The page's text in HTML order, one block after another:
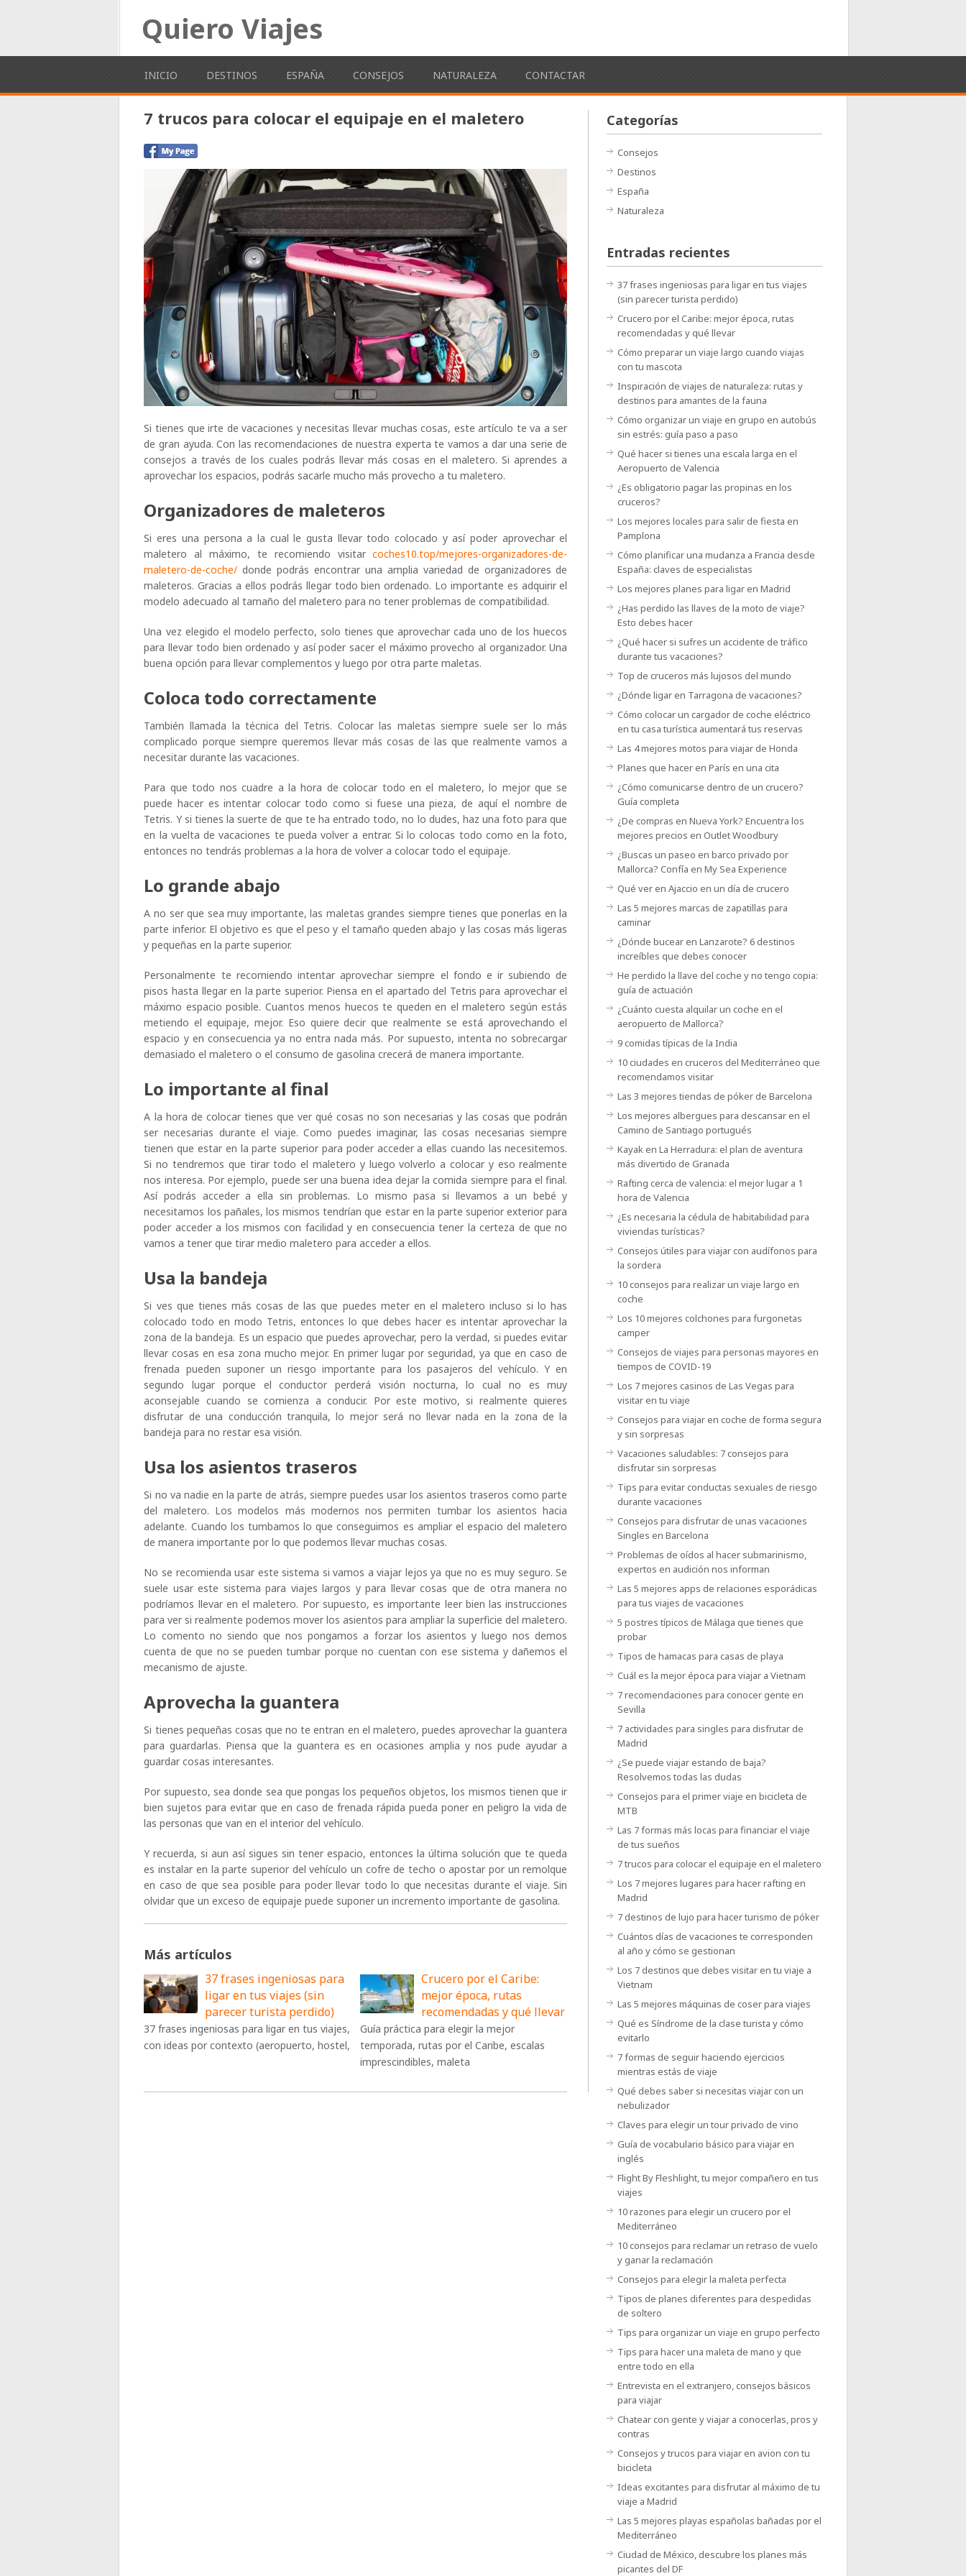
Quiero Viajes
INICIO DESTINOS ESPAÑA CONSEJOS NATURALEZA CONTACTAR
7 trucos para colocar el equipaje en el maletero
Si tienes que irte de vacaciones y necesitas llevar muchas cosas, este artículo te va a ser
de gran ayuda. Con las recomendaciones de nuestra experta te vamos a dar una serie de
consejos a través de los cuales podrás llevar más cosas en el maletero. Si aprendes a
aprovechar los espacios, podrás sacarle mucho más provecho a tu maletero.
Organizadores de maleteros
Si eres una persona a la cual le gusta llevar todo colocado y así poder aprovechar el
maletero al máximo, te recomiendo visitarcoches10.top/mejores-organizadores-de-
maletero-de-coche/ donde podrás encontrar una amplia variedad de organizadores de
maleteros. Gracias a ellos podrás llegar todo bien ordenado. Lo importante es adquirir el
modelo adecuado al tamaño del maletero para no tener problemas de compatibilidad.
Una vez elegido el modelo perfecto, solo tienes que aprovechar cada uno de los huecos
para llevar todo bien ordenado y así poder sacer el máximo provecho al organizador. Una
buena opción para llevar complementos y luego por otra parte maletas.
Coloca todo correctamente
También llamada la técnica del Tetris. Colocar las maletas siempre suele ser lo más
complicado porque siempre queremos llevar más cosas de las que realmente vamos a
necesitar durante las vacaciones.
Para que todo nos cuadre a la hora de colocar todo en el maletero, lo mejor que se
puede hacer es intentar colocar todo como si fuese una pieza, de aquí el nombre de
Tetris. Y si tienes la suerte de que te ha entrado todo, no lo dudes, haz una foto para que
en la vuelta de vacaciones te pueda volver a entrar. Si lo colocas todo como en la foto,
entonces no tendrás problemas a la hora de volver a colocar todo el equipaje.
Lo grande abajo
A no ser que sea muy importante, las maletas grandes siempre tienes que ponerlas en la
parte inferior. El objetivo es que el peso y el tamaño queden abajo y las cosas más ligeras
y pequeñas en la parte superior.
Personalmente te recomiendo intentar aprovechar siempre el fondo e ir subiendo de
pisos hasta llegar en la parte superior. Piensa en el apartado del Tetris para aprovechar el
máximo espacio posible. Cuantos menos huecos te queden en el maletero según estás
metiendo el equipaje, mejor. Eso quiere decir que realmente se está aprovechando el
espacio y en consecuencia ya no entra nada más. Por supuesto, intenta no sobrecargar
demasiado el maletero o el consumo de gasolina crecerá de manera importante.
Lo importante al final
A la hora de colocar tienes que ver qué cosas no son necesarias y las cosas que podrán
ser necesarias durante el viaje. Como puedes imaginar, las cosas necesarias siempre
tienen que estar en la parte superior para poder acceder a ellas cuando las necesitemos.
Si no tendremos que tirar todo el maletero y luego volverlo a colocar y eso realmente
nos interesa. Por ejemplo, puede ser una buena idea dejar la comida siempre para el final.
Así podrás acceder a ella sin problemas. Lo mismo pasa si llevamos a un bebé y
necesitamos los pañales, los mismos tendrían que estar en la parte superior exterior para
poder acceder a los mismos con facilidad y en consecuencia tener la certeza de que no
vamos a tener que tirar medio maletero para acceder a ellos.
Usa la bandeja
Si ves que tienes más cosas de las que puedes meter en el maletero incluso si lo has
colocado todo en modo Tetris, entonces lo que debes hacer es intentar aprovechar la
zona de la bandeja. Es un espacio que puedes aprovechar, pero la verdad, si puedes evitar
llevar cosas en esa zona mucho mejor. En primer lugar por seguridad, ya que en caso de
frenada pueden suponer un riesgo importante para los pasajeros del vehículo. Y en
segundo lugar porque el conductor perderá visión nocturna, lo cual no es muy
aconsejable cuando se comienza a conducir. Por este motivo, si realmente quieres
disfrutar de una conducción tranquila, lo mejor será no llevar nada en la zona de la
bandeja para no restar esa visión.
Usa los asientos traseros
Si no va nadie en la parte de atrás, siempre puedes usar los asientos traseros como parte
del maletero. Los modelos más modernos nos permiten tumbar los asientos hacia
adelante. Cuando los tumbamos lo que conseguimos es ampliar el espacio del maletero
de manera importante por lo que podemos llevar muchas cosas.
No se recomienda usar este sistema si vamos a viajar lejos ya que no es muy seguro. Se
suele usar este sistema para viajes largos y para llevar cosas que de otra manera no
podríamos llevar en el maletero. Por supuesto, es importante leer bien las instrucciones
para ver si realmente podemos mover los asientos para ampliar la superficie del maletero.
Lo comento no siendo que nos pongamos a forzar los asientos y luego nos demos
cuenta de que no se pueden tumbar porque no cuentan con ese sistema y dañemos el
mecanismo de ajuste.
Aprovecha la guantera
Si tienes pequeñas cosas que no te entran en el maletero, puedes aprovechar la guantera
para guardarlas. Piensa que la guantera es en ocasiones amplia y nos pude ayudar a
guardar cosas interesantes.
Por supuesto, sea donde sea que pongas los pequeños objetos, los mismos tienen que ir
bien sujetos para evitar que en caso de frenada rápida pueda poner en peligro la vida de
las personas que van en el interior del vehículo.
Y recuerda, si aun así sigues sin tener espacio, entonces la última solución que te queda
es instalar en la parte superior del vehículo un cofre de techo o apostar por un remolque
en caso de que sea posible para poder llevar todo lo que necesitas durante el viaje. Sin
olvidar que un exceso de equipaje puede suponer un incremento importante de gasolina.
Más artículos
37 frases ingeniosas para
ligar en tus viajes (sin
parecer turista perdido)
37 frases ingeniosas para ligar en tus viajes,
con ideas por contexto (aeropuerto, hostel,
Crucero por el Caribe:
mejor época, rutas
recomendadas y qué llevar
Guía práctica para elegir la mejor
temporada, rutas por el Caribe, escalas
imprescindibles, maleta
Categorías
Consejos
Destinos
España
Naturaleza
Entradas recientes
37 frases ingeniosas para ligar en tus viajes
(sin parecer turista perdido)
Crucero por el Caribe: mejor época, rutas
recomendadas y qué llevar
Cómo preparar un viaje largo cuando viajas
con tu mascota
Inspiración de viajes de naturaleza: rutas y
destinos para amantes de la fauna
Cómo organizar un viaje en grupo en autobús
sin estrés: guía paso a paso
Qué hacer si tienes una escala larga en el
Aeropuerto de Valencia
¿Es obligatorio pagar las propinas en los
cruceros?
Los mejores locales para salir de fiesta en
Pamplona
Cómo planificar una mudanza a Francia desde
España: claves de especialistas
Los mejores planes para ligar en Madrid
¿Has perdido las llaves de la moto de viaje?
Esto debes hacer
¿Qué hacer si sufres un accidente de tráfico
durante tus vacaciones?
Top de cruceros más lujosos del mundo
¿Dónde ligar en Tarragona de vacaciones?
Cómo colocar un cargador de coche eléctrico
en tu casa turística aumentará tus reservas
Las 4 mejores motos para viajar de Honda
Planes que hacer en París en una cita
¿Cómo comunicarse dentro de un crucero?
Guía completa
¿De compras en Nueva York? Encuentra los
mejores precios en Outlet Woodbury
¿Buscas un paseo en barco privado por
Mallorca? Confía en My Sea Experience
Qué ver en Ajaccio en un día de crucero
Las 5 mejores marcas de zapatillas para
caminar
¿Dónde bucear en Lanzarote? 6 destinos
increíbles que debes conocer
He perdido la llave del coche y no tengo copia:
guía de actuación
¿Cuánto cuesta alquilar un coche en el
aeropuerto de Mallorca?
9 comidas típicas de la India
10 ciudades en cruceros del Mediterráneo que
recomendamos visitar
Las 3 mejores tiendas de póker de Barcelona
Los mejores albergues para descansar en el
Camino de Santiago portugués
Kayak en La Herradura: el plan de aventura
más divertido de Granada
Rafting cerca de valencia: el mejor lugar a 1
hora de Valencia
¿Es necesaria la cédula de habitabilidad para
viviendas turísticas?
Consejos útiles para viajar con audífonos para
la sordera
10 consejos para realizar un viaje largo en
coche
Los 10 mejores colchones para furgonetas
camper
Consejos de viajes para personas mayores en
tiempos de COVID-19
Los 7 mejores casinos de Las Vegas para
visitar en tu viaje
Consejos para viajar en coche de forma segura
y sin sorpresas
Vacaciones saludables: 7 consejos para
disfrutar sin sorpresas
Tips para evitar conductas sexuales de riesgo
durante vacaciones
Consejos para disfrutar de unas vacaciones
Singles en Barcelona
Problemas de oídos al hacer submarinismo,
expertos en audición nos informan
Las 5 mejores apps de relaciones esporádicas
para tus viajes de vacaciones
5 postres típicos de Málaga que tienes que
probar
Tipos de hamacas para casas de playa
Cuál es la mejor época para viajar a Vietnam
7 recomendaciones para conocer gente en
Sevilla
7 actividades para singles para disfrutar de
Madrid
¿Se puede viajar estando de baja?
Resolvemos todas las dudas
Consejos para el primer viaje en bicicleta de
MTB
Las 7 formas más locas para financiar el viaje
de tus sueños
7 trucos para colocar el equipaje en el maletero
Los 7 mejores lugares para hacer rafting en
Madrid
7 destinos de lujo para hacer turismo de póker
Cuántos días de vacaciones te corresponden
al año y cómo se gestionan
Los 7 destinos que debes visitar en tu viaje a
Vietnam
Las 5 mejores máquinas de coser para viajes
Qué es Síndrome de la clase turista y cómo
evitarlo
7 formas de seguir haciendo ejercicios
mientras estás de viaje
Qué debes saber si necesitas viajar con un
nebulizador
Claves para elegir un tour privado de vino
Guía de vocabulario básico para viajar en
inglés
Flight By Fleshlight, tu mejor compañero en tus
viajes
10 razones para elegir un crucero por el
Mediterráneo
10 consejos para reclamar un retraso de vuelo
y ganar la reclamación
Consejos para elegir la maleta perfecta
Tipos de planes diferentes para despedidas
de soltero
Tips para organizar un viaje en grupo perfecto
Tips para hacer una maleta de mano y que
entre todo en ella
Entrevista en el extranjero, consejos básicos
para viajar
Chatear con gente y viajar a conocerlas, pros y
contras
Consejos y trucos para viajar en avion con tu
bicicleta
Ideas excitantes para disfrutar al máximo de tu
viaje a Madrid
Las 5 mejores playas españolas bañadas por el
Mediterráneo
Ciudad de México, descubre los planes más
picantes del DF